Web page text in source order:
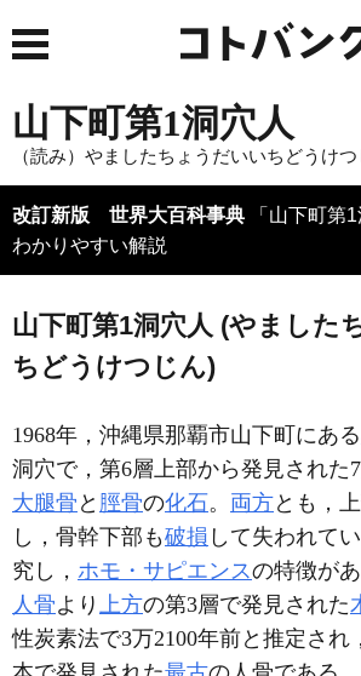
山下町第1洞穴人
（読み）やましたちょうだいいちどうけつ
改訂新版 世界大百科事典 「山下町第
わかりやすい解説
山下町第1洞穴人 (やました
ちどうけつじん)
1968年，沖縄県那覇市山下町にある
洞穴で，第6層上部から発見された
大腿骨 と 脛骨の化石。 両方とも，
し，骨幹下部も破損 して失われてい
究し， ホモ・サピエンスの特徴が
人骨より 上方の第3層で発見された
性炭素法で3万2100年前と推定され